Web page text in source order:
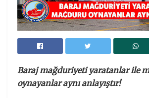
Baraj mağduriyeti yaratanlar ile
oynayanlar aynı anlayıştır!